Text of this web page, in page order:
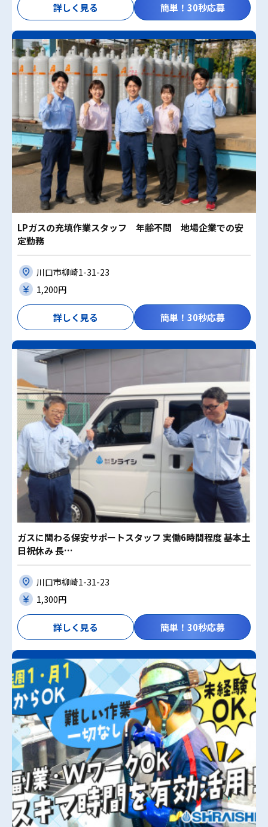
詳しく見る 簡単！30秒応募
LPガスの充填作業スタッフ 年齢不問 地場企業での安
定勤務
川口市柳崎1-31-23
1,200円
詳しく見る 簡単！30秒応募
ガスに関わる保安サポートスタッフ 実働6時間程度 基本土
日祝休み 長…
川口市柳崎1-31-23
1,300円
詳しく見る 簡単！30秒応募